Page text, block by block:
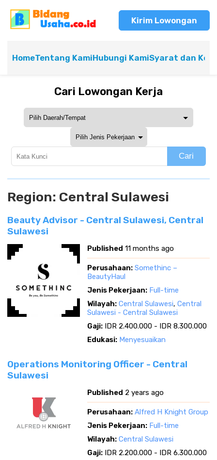
Kirim Lowongan
HomeTentang KamiHubungi KamiSyarat dan
Cari Lowongan Kerja
Cari
Region: Central Sulawesi
Beauty Advisor - Central Sulawesi, Central
Sulawesi
Published 11 months ago
Perusahaan: Somethinc –
BeautyHaul
Jenis Pekerjaan: Full-time
Wilayah: Central Sulawesi, Central
Sulawesi - Central Sulawesi
Gaji: IDR 2.400.000 - IDR 8.300.000
Edukasi: Menyesuaikan
Operations Monitoring Officer - Central
Sulawesi
Published 2 years ago
Perusahaan: Alfred H Knight Group
Jenis Pekerjaan: Full-time
Wilayah: Central Sulawesi
Gaji: IDR 2.200.000 - IDR 6.300.000